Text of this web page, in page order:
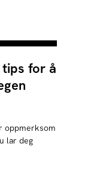
tips for å
oppmerksom
lar deg